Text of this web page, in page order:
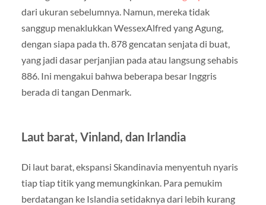
dari ukuran sebelumnya. Namun, mereka tidak
sanggup menaklukkan WessexAlfred yang Agung,
dengan siapa pada th. 878 gencatan senjata di buat,
yang jadi dasar perjanjian pada atau langsung sehabis
886. Ini mengakui bahwa beberapa besar Inggris
berada di tangan Denmark.
Laut barat, Vinland, dan Irlandia
Di laut barat, ekspansi Skandinavia menyentuh nyaris
tiap tiap titik yang memungkinkan. Para pemukim
berdatangan ke Islandia setidaknya dari lebih kurang